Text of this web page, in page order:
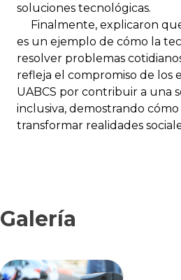
soluciones tecnológicas.
Finalmente, explicaron que
es un ejemplo de cómo la
resolver problemas
refleja el compromiso de los
UABCS por contribuir a una
inclusiva, demostrando
transformar realidades
Galería